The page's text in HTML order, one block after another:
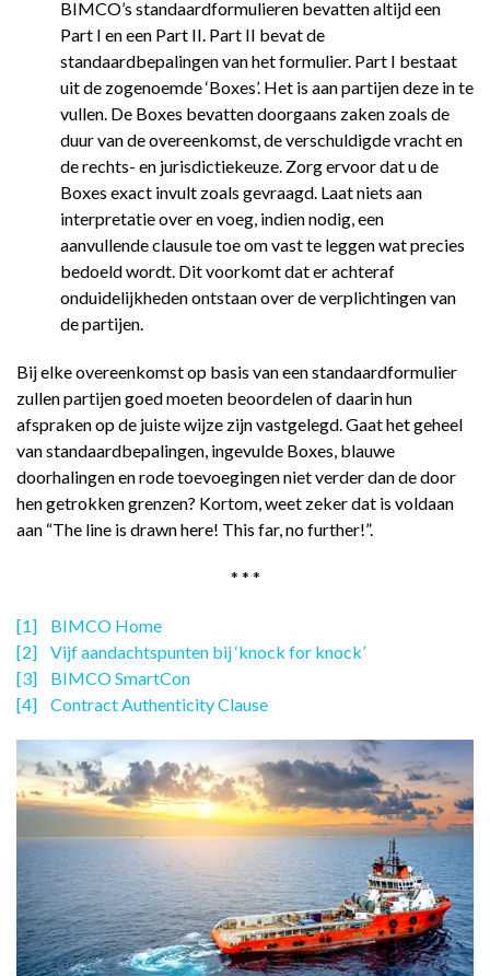
BIMCO’s standaardformulieren bevatten altijd een
Part I en een Part II. Part II bevat de
standaardbepalingen van het formulier. Part I bestaat
uit de zogenoemde ‘Boxes’. Het is aan partijen deze in te
vullen. De Boxes bevatten doorgaans zaken zoals de
duur van de overeenkomst, de verschuldigde vracht en
de rechts- en jurisdictiekeuze. Zorg ervoor dat u de
Boxes exact invult zoals gevraagd. Laat niets aan
interpretatie over en voeg, indien nodig, een
aanvullende clausule toe om vast te leggen wat precies
bedoeld wordt. Dit voorkomt dat er achteraf
onduidelijkheden ontstaan over de verplichtingen van
de partijen.
Bij elke overeenkomst op basis van een standaardformulier
zullen partijen goed moeten beoordelen of daarin hun
afspraken op de juiste wijze zijn vastgelegd. Gaat het geheel
van standaardbepalingen, ingevulde Boxes, blauwe
doorhalingen en rode toevoegingen niet verder dan de door
hen getrokken grenzen? Kortom, weet zeker dat is voldaan
aan “The line is drawn here! This far, no further!”.
* * *
[1]
BIMCO Home
[2]
Vijf aandachtspunten bij ‘knock for knock’
[3]
BIMCO SmartCon
[4]
Contract Authenticity Clause